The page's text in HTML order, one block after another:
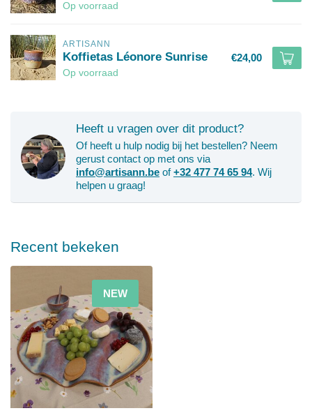
Op voorraad
ARTISANN
Koffietas Léonore Sunrise
Op voorraad
€24,00
Heeft u vragen over dit product?
Of heeft u hulp nodig bij het bestellen? Neem
gerust contact op met ons via
info@artisann.be of+32 477 74 65 94. Wij
helpen u graag!
Recent bekeken
NEW